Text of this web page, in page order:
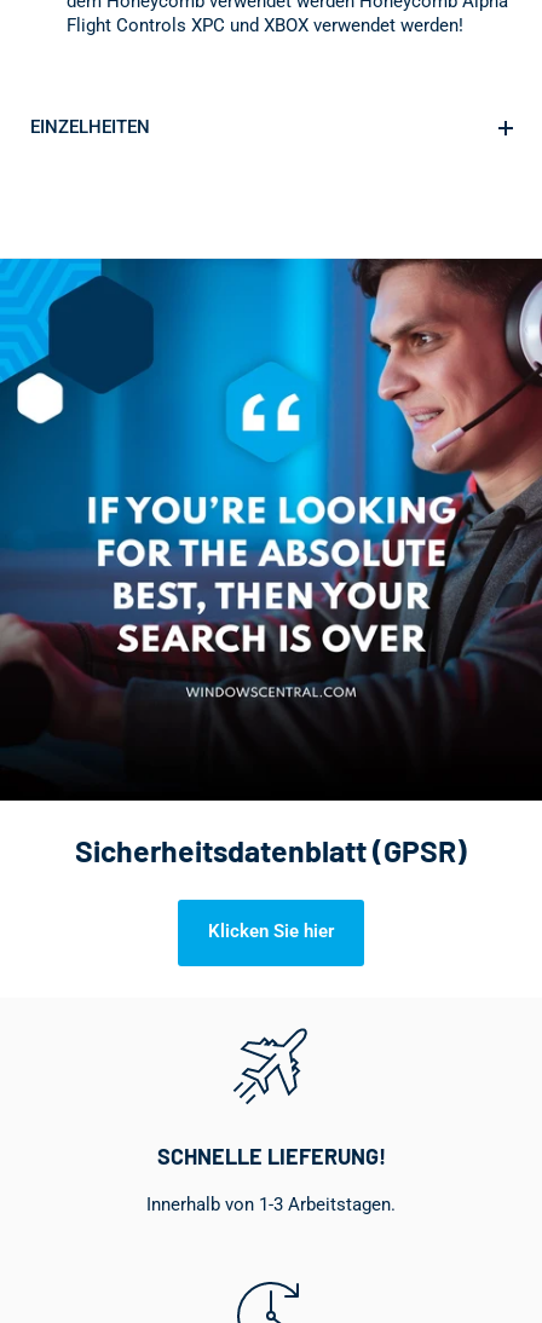
Flight Controls XPC und XBOX verwendet werden!
EINZELHEITEN
Sicherheitsdatenblatt (GPSR)
Klicken Sie hier
SCHNELLE LIEFERUNG!
Innerhalb von 1-3 Arbeitstagen.